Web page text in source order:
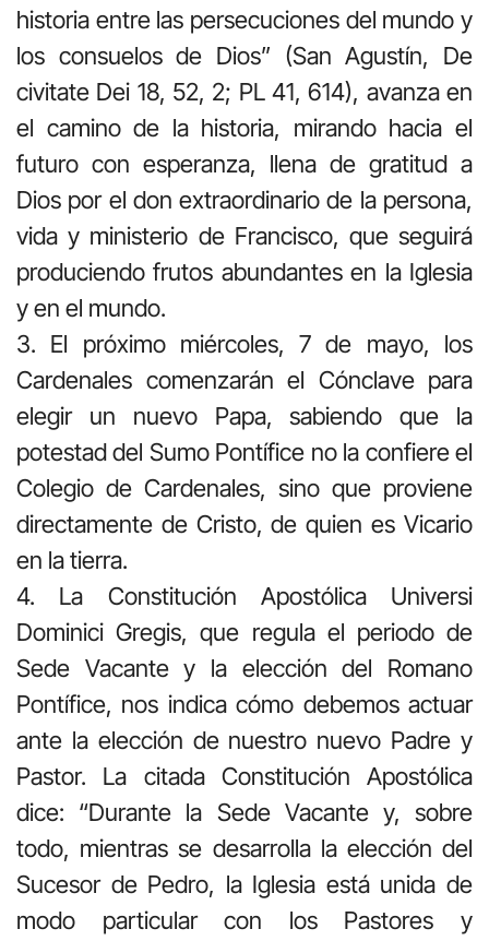
historia entre las persecuciones del mundo y
los consuelos de Dios” (San Agustín, De
civitate Dei 18, 52, 2; PL 41, 614), avanza en
el camino de la historia, mirando hacia el
futuro con esperanza, llena de gratitud a
Dios por el don extraordinario de la persona,
vida y ministerio de Francisco, que seguirá
produciendo frutos abundantes en la Iglesia
y en el mundo.
3. El próximo miércoles, 7 de mayo, los
Cardenales comenzarán el Cónclave para
elegir un nuevo Papa, sabiendo que la
potestad del Sumo Pontífice no la confiere el
Colegio de Cardenales, sino que proviene
directamente de Cristo, de quien es Vicario
en la tierra.
4. La Constitución Apostólica Universi
Dominici Gregis, que regula el periodo de
Sede Vacante y la elección del Romano
Pontífice, nos indica cómo debemos actuar
ante la elección de nuestro nuevo Padre y
Pastor. La citada Constitución Apostólica
dice: “Durante la Sede Vacante y, sobre
todo, mientras se desarrolla la elección del
Sucesor de Pedro, la Iglesia está unida de
modo particular con los Pastores y